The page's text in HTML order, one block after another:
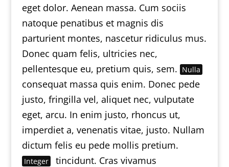
eget dolor. Aenean massa. Cum sociis
natoque penatibus et magnis dis
parturient montes, nascetur ridiculus mus.
Donec quam felis, ultricies nec,
pellentesque eu, pretium quis, sem. Nulla
consequat massa quis enim. Donec pede
justo, fringilla vel, aliquet nec, vulputate
eget, arcu. In enim justo, rhoncus ut,
imperdiet a, venenatis vitae, justo. Nullam
dictum felis eu pede mollis pretium.
Integer
tincidunt. Cras vivamus